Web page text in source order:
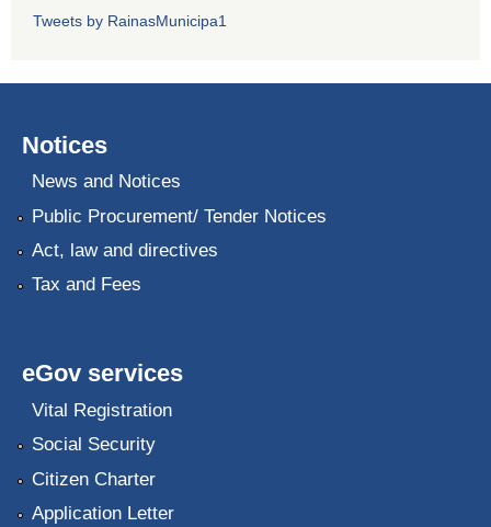
Tweets by RainasMunicipa1
Notices
News and Notices
Public Procurement/ Tender Notices
Act, law and directives
Tax and Fees
eGov services
Vital Registration
Social Security
Citizen Charter
Application Letter